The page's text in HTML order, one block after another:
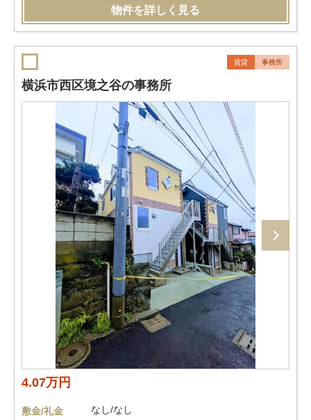
物件を詳しく見る
賃貸 事務所
横浜市西区境之谷の事務所
4.07万円
敷金/礼金
なし/なし